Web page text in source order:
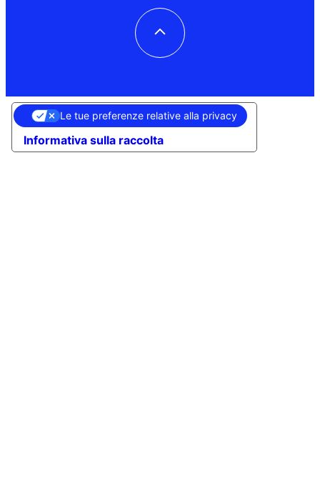
Informativa sulla raccolta
Le tue preferenze relative alla privacy